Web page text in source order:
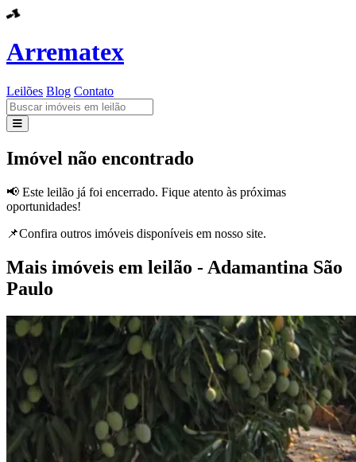
Arrematex
Leilões Blog Contato
Leilões
Imóvel não encontrado
📢 Este leilão já foi encerrado. Fique atento às próximas
oportunidades!
📌Confira outros imóveis disponíveis em nosso site.
Mais imóveis em leilão - Adamantina São
Paulo